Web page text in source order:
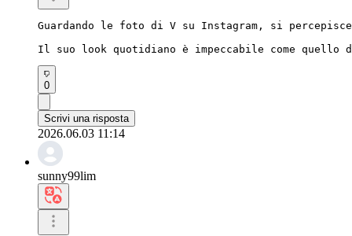
Guardando le foto di V su Instagram, si
Il suo look quotidiano è impeccabile come
0
Scrivi una risposta
2026.06.03 11:14
sunny99lim